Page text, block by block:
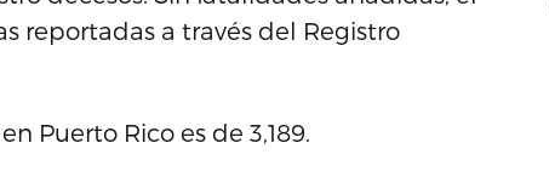
reportadas a través del Registro
Puerto Rico es de 3,189.